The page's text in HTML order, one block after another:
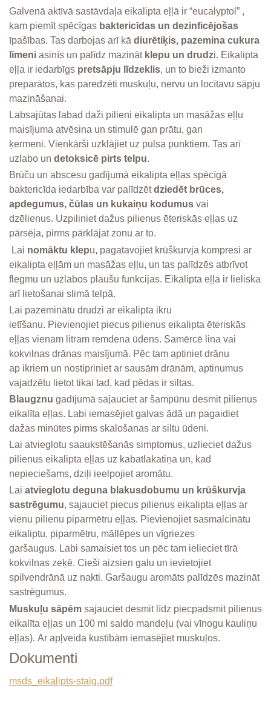
Galvenā aktīvā sastāvdaļa eikalipta eļļā ir “eucalyptol” ,
kam piemīt spēcīgas baktericīdas un dezinficējošas
īpašības. Tas darbojas arī kā diurētiķis, pazemina cukura
līmeni asinīs un palīdz mazināt klepu un drudzi. Eikalipta
eļļa ir iedarbīgs pretsāpju līdzeklis, un to bieži izmanto
preparātos, kas paredzēti muskuļu, nervu un locītavu sāpju
mazināšanai.
Labsajūtas labad daži pilieni eikalipta un masāžas eļļu
maisījuma atvēsina un stimulē gan prātu, gan
ķermeni. Vienkārši uzklājiet uz pulsa punktiem. Tas arī
uzlabo un detoksicē pirts telpu.
Brūču un abscesu gadījumā eikalipta eļļas spēcīgā
baktericīda iedarbība var palīdzētdziedēt brūces,
apdegumus, čūlas un kukaiņu kodumus vai
dzēlienus. Uzpiliniet dažus pilienus ēteriskās eļļas uz
pārsēja, pirms pārklājat zonu ar to.
Lai nomāktu klepu, pagatavojiet krūškurvja kompresi ar
eikalipta eļļām un masāžas eļļu, un tas palīdzēs atbrīvot
flegmu un uzlabos plaušu funkcijas. Eikalipta eļļa ir lieliska
arī lietošanai slimā telpā.
Lai pazeminātu drudzi ar eikalipta ikru
ietīšanu. Pievienojiet piecus pilienus eikalipta ēteriskās
eļļas vienam litram remdena ūdens. Samērcē lina vai
kokvilnas drānas maisījumā. Pēc tam aptiniet drānu
ap ikriem un nostipriniet ar sausām drānām, aptinumus
vajadzētu lietot tikai tad, kad pēdas ir siltas.
Blaugznu gadījumā sajauciet ar šampūnu desmit pilienus
eikalīta eļļas. Labi iemasējiet galvas ādā un pagaidiet
dažas minūtes pirms skalošanas ar siltu ūdeni.
Lai atvieglotu saaukstēšanās simptomus, uzlieciet dažus
pilienus eikalipta eļļas uz kabatlakatiņa un, kad
nepieciešams, dziļi ieelpojiet aromātu.
Lai atvieglotu deguna blakusdobumu un krūškurvja
sastrēgumu, sajauciet piecus pilienus eikalipta eļļas ar
vienu pilienu piparmētru eļļas. Pievienojiet sasmalcinātu
eikaliptu, piparmētru, māllēpes un vīgriezes
garšaugus. Labi samaisiet tos un pēc tam ielieciet tīrā
kokvilnas zeķē. Cieši aizsien galu un ievietojiet
spilvendrānā uz nakti. Garšaugu aromāts palīdzēs mazināt
sastrēgumus.
Muskuļu sāpēm sajauciet desmit līdz piecpadsmit pilienus
eikalīta eļļas un 100 ml saldo mandeļu (vai vīnogu kauliņu
eļļas). Ar apļveida kustībām iemasējiet muskuļos.
Dokumenti
msds_eikalipts-staig.pdf